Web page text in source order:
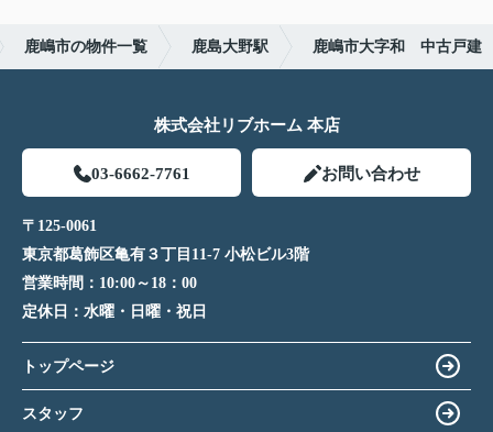
鹿嶋市の物件一覧 鹿島大野駅 鹿嶋市大字和 中古戸建
株式会社リブホーム 本店
03-6662-7761 お問い合わせ
〒125-0061
東京都葛飾区亀有３丁目11-7 小松ビル3階
営業時間： 10:00～18：00
定休日： 水曜・日曜・祝日
トップページ
スタッフ